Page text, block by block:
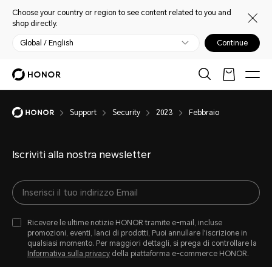
Choose your country or region to see content related to you and
shop directly.
Global / English Continue
Support Security 2023 Febbraio
Iscriviti alla nostra newsletter
Ricevere le ultime notizie HONOR tramite e-mail, incluse
promozioni, eventi, lanci di prodotti, Puoi annullare l'iscrizione in
qualsiasi momento. Per maggiori dettagli, si prega di controllare la
Informativa sulla privacy della piattaforma e-commerce HONOR.